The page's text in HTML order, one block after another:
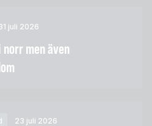
juli 2026
men även
23 juli 2026